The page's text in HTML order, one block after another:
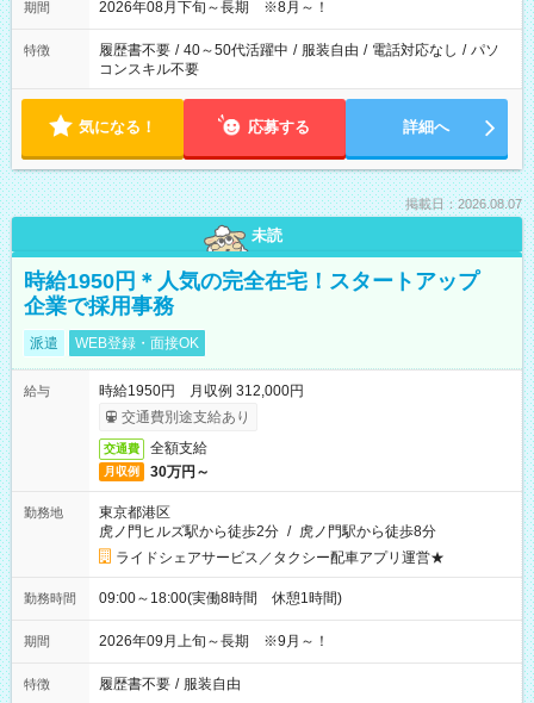
期間 2026年08月下旬～長期 ※8月～！
特徴 履歴書不要 / 40～50代活躍中 / 服装自由 / 電話対応なし / パソ
コンスキル不要
気になる！ 応募する 詳細へ
掲載日：2026.08.07
未読
時給1950円＊人気の完全在宅！スタートアップ
企業で採用事務
派遣 WEB登録・面接OK
給与
時給1950円 月収例 312,000円
交通費別途支給あり
交通費 全額支給
月収例 30万円～
勤務地
東京都港区
虎ノ門ヒルズ駅から徒歩2分 / 虎ノ門駅から徒歩8分
ライドシェアサービス／タクシー配車アプリ運営★
勤務時間 09:00～18:00(実働8時間 休憩1時間)
期間 2026年09月上旬～長期 ※9月～！
特徴 履歴書不要 / 服装自由